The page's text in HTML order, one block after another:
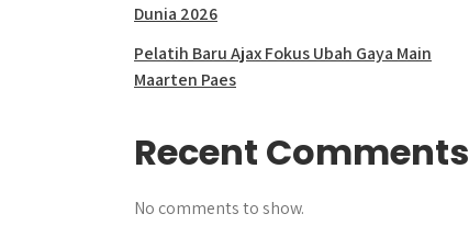
Dunia 2026
Pelatih Baru Ajax Fokus Ubah Gaya Main
Maarten Paes
Recent Comments
No comments to show.